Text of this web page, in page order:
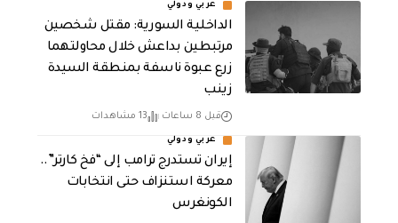
عربي ودولي
الداخلية السورية: مقتل شخصين
مرتبطين بداعش خلال محاولتهما
زرع عبوة ناسفة بمنطقة السيدة
زينب
قبل 8 ساعات 13 مشاهدات
عربي ودولي
إيران تستدرج ترامب إلى “فخ كارتر”..
معركة استنزاف حتى انتخابات
الكونغرس